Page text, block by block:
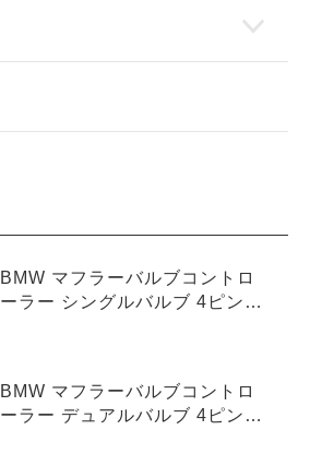
BMW マフラーバルブコントロ
ーラー シングルバルブ 4ピンタ
BMW マフラーバルブコントロ
ーラー デュアルバルブ 4ピンタ